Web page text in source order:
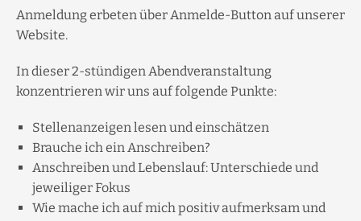
Anmeldung erbeten über Anmelde-Button auf unserer
Website.
In dieser 2-stündigen Abendveranstaltung
konzentrieren wir uns auf folgende Punkte:
Stellenanzeigen lesen und einschätzen
Brauche ich ein Anschreiben?
Anschreiben und Lebenslauf: Unterschiede und
jeweiliger Fokus
Wie mache ich auf mich positiv aufmerksam und